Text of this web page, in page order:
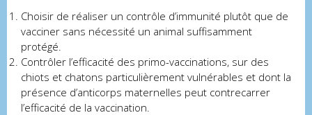
Choisir de réaliser un contrôle d’immunité plutôt que de
vacciner sans nécessité un animal suffisamment
protégé.
Contrôler l’efficacité des primo-vaccinations, sur des
chiots et chatons particulièrement vulnérables et dont la
présence d’anticorps maternelles peut contrecarrer
l’efficacité de la vaccination.